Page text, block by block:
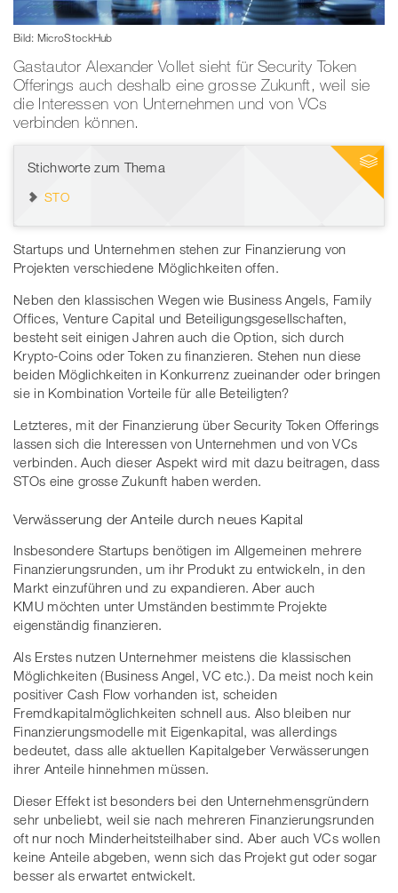
Bild: MicroStockHub
Gastautor Alexander Vollet sieht für Security Token
Offerings auch deshalb eine grosse Zukunft, weil sie
die Interessen von Unternehmen und von VCs
verbinden können.
Stichworte zum Thema
STO
Startups und Unternehmen stehen zur Finanzierung von
Projekten verschiedene Möglichkeiten offen.
Neben den klassischen Wegen wie Business Angels, Family
Offices, Venture Capital und Beteiligungsgesellschaften,
besteht seit einigen Jahren auch die Option, sich durch
Krypto-Coins oder Token zu finanzieren. Stehen nun diese
beiden Möglichkeiten in Konkurrenz zueinander oder bringen
sie in Kombination Vorteile für alle Beteiligten?
Letzteres, mit der Finanzierung über Security Token Offerings
lassen sich die Interessen von Unternehmen und von VCs
verbinden. Auch dieser Aspekt wird mit dazu beitragen, dass
STOs eine grosse Zukunft haben werden.
Verwässerung der Anteile durch neues Kapital
Insbesondere Startups benötigen im Allgemeinen mehrere
Finanzierungsrunden, um ihr Produkt zu entwickeln, in den
Markt einzuführen und zu expandieren. Aber auch
KMU möchten unter Umständen bestimmte Projekte
eigenständig finanzieren.
Als Erstes nutzen Unternehmer meistens die klassischen
Möglichkeiten (Business Angel, VC etc.). Da meist noch kein
positiver Cash Flow vorhanden ist, scheiden
Fremdkapitalmöglichkeiten schnell aus. Also bleiben nur
Finanzierungsmodelle mit Eigenkapital, was allerdings
bedeutet, dass alle aktuellen Kapitalgeber Verwässerungen
ihrer Anteile hinnehmen müssen.
Dieser Effekt ist besonders bei den Unternehmensgründern
sehr unbeliebt, weil sie nach mehreren Finanzierungsrunden
oft nur noch Minderheitsteilhaber sind. Aber auch VCs wollen
keine Anteile abgeben, wenn sich das Projekt gut oder sogar
besser als erwartet entwickelt.